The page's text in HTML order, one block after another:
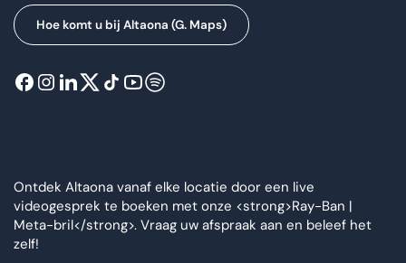
Hoe komt u bij Altaona (G. Maps)
Ontdek Altaona vanaf elke locatie door een live
videogesprek te boeken met onze <strong>Ray-Ban |
Meta-bril</strong>. Vraag uw afspraak aan en beleef het
zelf!